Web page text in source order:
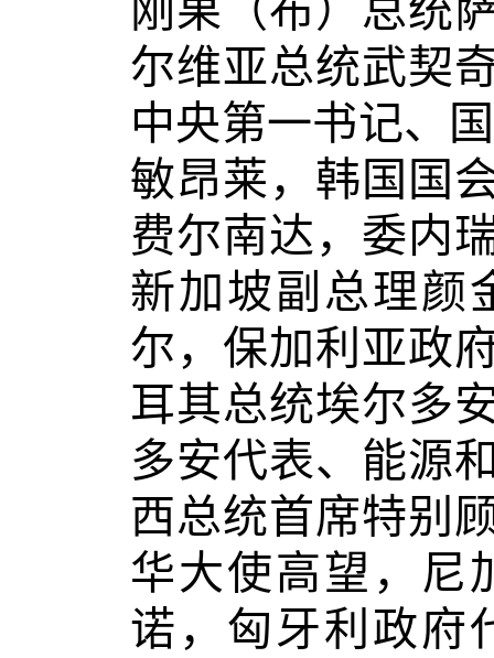
刚果（布）总统
尔维亚总统武契
中央第一书记、
敏昂莱，韩国国
费尔南达，委内
新加坡副总理颜
尔，保加利亚政
耳其总统埃尔多
多安代表、能源
西总统首席特别
华大使高望，尼
诺，匈牙利政府